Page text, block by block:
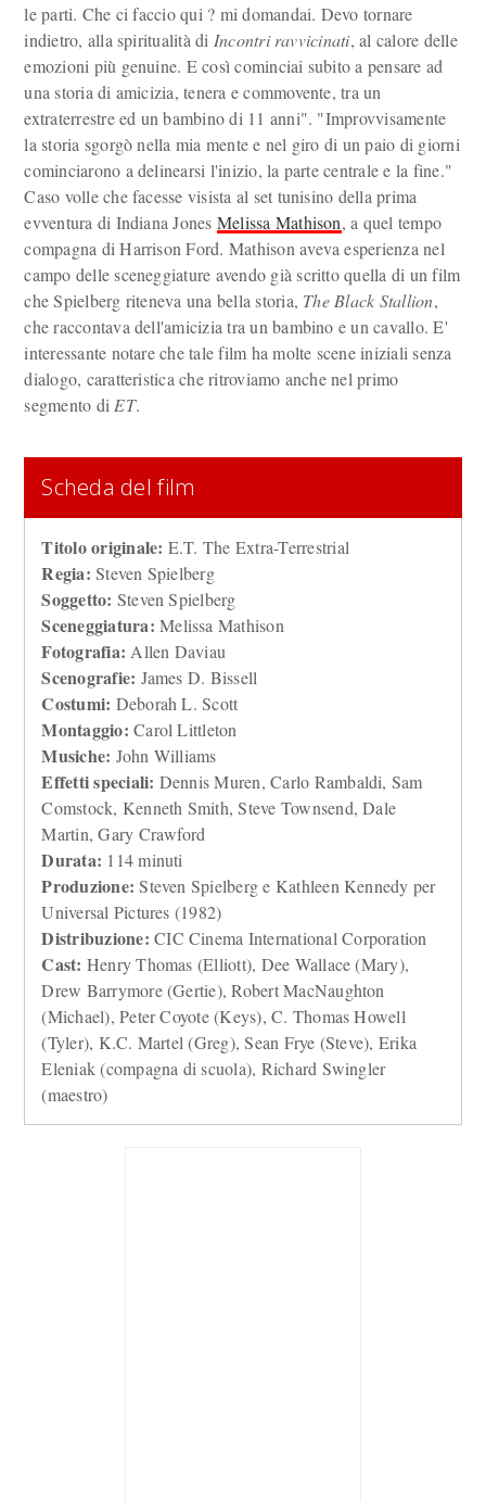
le parti. Che ci faccio qui ? mi domandai. Devo tornare
indietro, alla spiritualità di Incontri ravvicinati, al calore delle
emozioni più genuine. E così cominciai subito a pensare ad
una storia di amicizia, tenera e commovente, tra un
extraterrestre ed un bambino di 11 anni". "Improvvisamente
la storia sgorgò nella mia mente e nel giro di un paio di giorni
cominciarono a delinearsi l'inizio, la parte centrale e la fine."
Caso volle che facesse visista al set tunisino della prima
evventura di Indiana Jones Melissa Mathison, a quel tempo
compagna di Harrison Ford. Mathison aveva esperienza nel
campo delle sceneggiature avendo già scritto quella di un film
che Spielberg riteneva una bella storia, The Black Stallion,
che raccontava dell'amicizia tra un bambino e un cavallo. E'
interessante notare che tale film ha molte scene iniziali senza
dialogo, caratteristica che ritroviamo anche nel primo
segmento di ET.
Scheda del film
Titolo originale: E.T. The Extra-Terrestrial
Regia: Steven Spielberg
Soggetto: Steven Spielberg
Sceneggiatura: Melissa Mathison
Fotografia: Allen Daviau
Scenografie: James D. Bissell
Costumi: Deborah L. Scott
Montaggio: Carol Littleton
Musiche: John Williams
Effetti speciali: Dennis Muren, Carlo Rambaldi, Sam
Comstock, Kenneth Smith, Steve Townsend, Dale
Martin, Gary Crawford
Durata: 114 minuti
Produzione: Steven Spielberg e Kathleen Kennedy per
Universal Pictures (1982)
Distribuzione: CIC Cinema International Corporation
Cast: Henry Thomas (Elliott), Dee Wallace (Mary),
Drew Barrymore (Gertie), Robert MacNaughton
(Michael), Peter Coyote (Keys), C. Thomas Howell
(Tyler), K.C. Martel (Greg), Sean Frye (Steve), Erika
Eleniak (compagna di scuola), Richard Swingler
(maestro)